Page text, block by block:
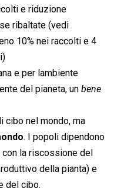
e riduzione
ribaltate (vedi
10% nei raccolti e 4
e per lambiente
del pianeta, un  bene
cibo nel mondo, ma
. I popoli dipendono
la riscossione del
della pianta) e
del cibo.